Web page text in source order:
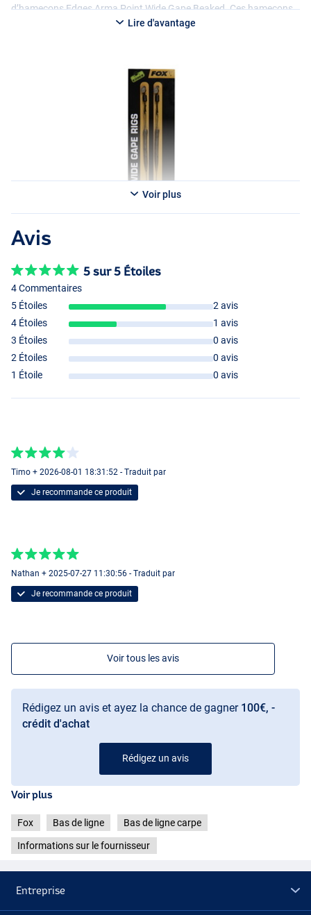
d’hameçons Edges Arma Point Wide Gape Beaked. Ces hameçons
ont une courbure plus large que les autres types d’hameçons, ce qui
un retournement parfait après la prise de l’appât. Enfin, l’ensemble
est livré avec des butées d’extension de cheveux gratuites, de sorte
que, quelle que soit la taille de votre appât, vous pouvez toujours le
Lire d'avantage
Voir plus
Avis
5 sur 5 Étoiles
4 Commentaires
5 Étoiles
2 avis
4 Étoiles
1 avis
3 Étoiles
0 avis
2 Étoiles
0 avis
1 Étoile
0 avis
Timo + 2026-08-01 18:31:52 - Traduit par
Je recommande ce produit
Nathan + 2025-07-27 11:30:56 - Traduit par
Je recommande ce produit
Voir tous les avis
Rédigez un avis et ayez la chance de gagner 100€, -
crédit d'achat
Rédigez un avis
Voir plus
Fox Bas de ligne Bas de ligne carpe
Informations sur le fournisseur
Entreprise